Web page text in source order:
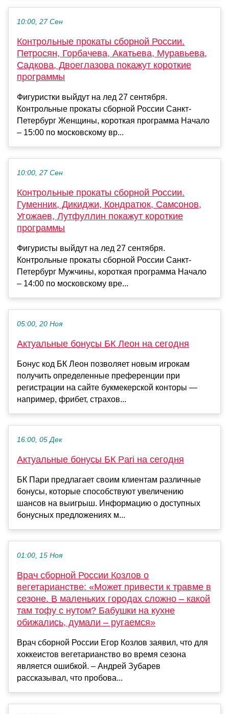
10:00, 27 Сен
Контрольные прокаты сборной России.
Петросян, Горбачева, Акатьева, Муравьева,
Садкова, Двоеглазова покажут короткие
программы
Фигуристки выйдут на лед 27 сентября.
Контрольные прокаты сборной России Санкт-
Петербург Женщины, короткая программа Начало
– 15:00 по московскому вр...
10:00, 27 Сен
Контрольные прокаты сборной России.
Гуменник, Дикиджи, Кондратюк, Самсонов,
Угожаев, Лутфуллин покажут короткие
программы
Фигуристы выйдут на лед 27 сентября.
Контрольные прокаты сборной России Санкт-
Петербург Мужчины, короткая программа Начало
– 14:00 по московскому вре...
05:00, 20 Ноя
Актуальные бонусы БК Леон на сегодня
Бонус код БК Леон позволяет новым игрокам
получить определенные преференции при
регистрации на сайте букмекерской конторы —
например, фрибет, страхов...
16:00, 05 Дек
Актуальные бонусы БК Pari на сегодня
БК Пари предлагает своим клиентам различные
бонусы, которые способствуют увеличению
шансов на выигрыш. Информацию о доступных
бонусных предложениях м...
01:00, 15 Ноя
Врач сборной России Козлов о
вегетарианстве: «Может привести к травме в
сезоне. В маленьких городах сложно – какой
там тофу с нутом? Бабушки на кухне
обижались, думали – ругаемся»
Врач сборной России Егор Козлов заявил, что для
хоккеистов вегетарианство во время сезона
является ошибкой. – Андрей Зубарев
рассказывал, что пробова...